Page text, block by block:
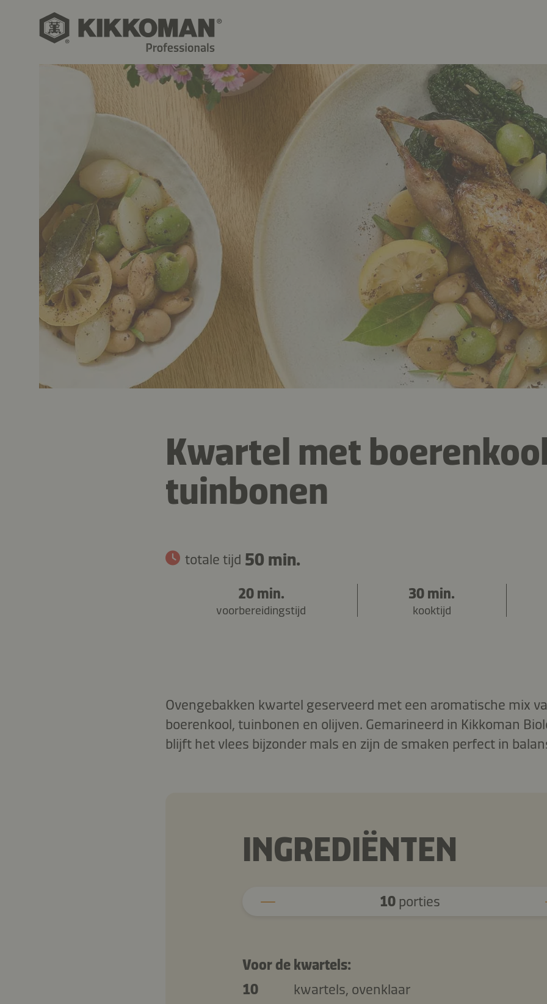
Kwartel met
tuinbonen
totale tijd 50 min.
20 min.
voorbereidingstijd
30 min.
kooktijd
Ovengebakken kwartel geserveerd met een aromatische mix
boerenkool, tuinbonen en olijven. Gemarineerd in Kikkoman
blijft het vlees bijzonder mals en zijn de smaken perfect in
INGREDIËNTEN
10 porties
Voor de kwartels:
10
kwartels, ovenklaar